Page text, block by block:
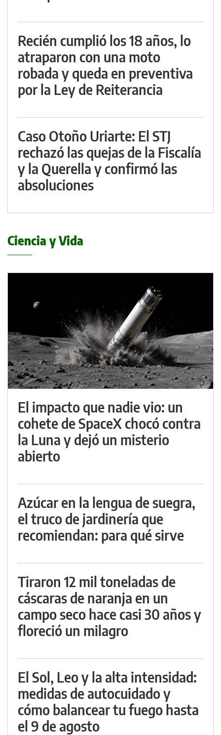
Recién cumplió los 18 años, lo
atraparon con una moto
robada y queda en preventiva
por la Ley de Reiterancia
Caso Otoño Uriarte: El STJ
rechazó las quejas de la Fiscalía
y la Querella y confirmó las
absoluciones
Ciencia y Vida
El impacto que nadie vio: un
cohete de SpaceX chocó contra
la Luna y dejó un misterio
abierto
Azúcar en la lengua de suegra,
el truco de jardinería que
recomiendan: para qué sirve
Tiraron 12 mil toneladas de
cáscaras de naranja en un
campo seco hace casi 30 años y
floreció un milagro
El Sol, Leo y la alta intensidad:
medidas de autocuidado y
cómo balancear tu fuego hasta
el 9 de agosto